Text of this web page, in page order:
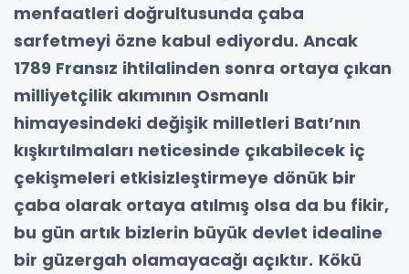
menfaatleri doğrultusunda çaba
sarfetmeyi özne kabul ediyordu. Ancak
1789 Fransız ihtilalinden sonra ortaya çıkan
milliyetçilik akımının Osmanlı
himayesindeki değişik milletleri Batı’nın
kışkırtılmaları neticesinde çıkabilecek iç
çekişmeleri etkisizleştirmeye dönük bir
çaba olarak ortaya atılmış olsa da bu fikir,
bu gün artık bizlerin büyük devlet idealine
bir güzergah olamayacağı açıktır. Kökü